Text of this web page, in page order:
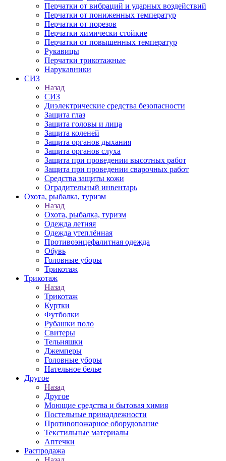
Перчатки от вибраций и ударных воздействий
Перчатки от пониженных температур
Перчатки от порезов
Перчатки химически стойкие
Перчатки от повышенных температур
Рукавицы
Перчатки трикотажные
Нарукавники
СИЗ
Назад
СИЗ
Диэлектрические средства безопасности
Защита глаз
Защита головы и лица
Защита коленей
Защита органов дыхания
Защита органов слуха
Защита при проведении высотных работ
Защита при проведении сварочных работ
Средства защиты кожи
Оградительный инвентарь
Охота, рыбалка, туризм
Назад
Охота, рыбалка, туризм
Одежда летняя
Одежда утеплённая
Противоэнцефалитная одежда
Обувь
Головные уборы
Трикотаж
Трикотаж
Назад
Трикотаж
Куртки
Футболки
Рубашки поло
Свитеры
Тельняшки
Джемперы
Головные уборы
Нательное белье
Другое
Назад
Другое
Моющие средства и бытовая химия
Постельные принадлежности
Противопожарное оборудование
Текстильные материалы
Аптечки
Распродажа